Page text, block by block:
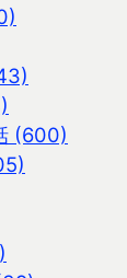
(600)